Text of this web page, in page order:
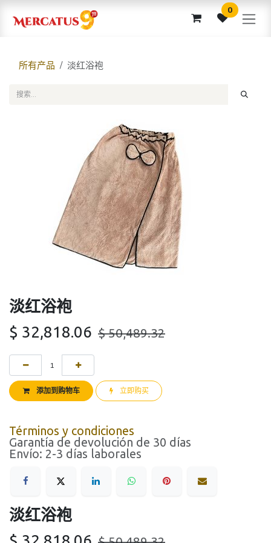
0
所有产品 淡红浴袍
淡红浴袍
$ 32,818.06 $50,489.32
添加到购物车 立即购买
Términos y condiciones
Garantía de devolución de 30 días
Envío: 2-3 días laborales
淡红浴袍